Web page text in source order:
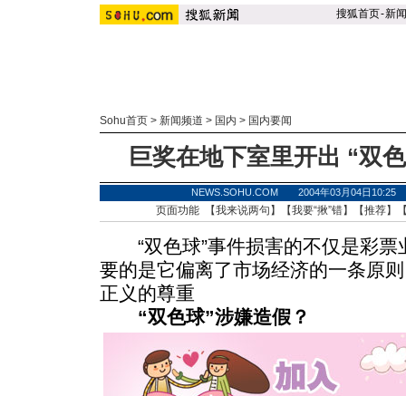
搜狐首页-新闻
Sohu首页 > 新闻频道 > 国内 > 国内要闻
巨奖在地下室里开出 “双
NEWS.SOHU.COM 2004年03月04日10:25
页面功能 【我来说两句 】【我要“揪”错】【推荐】
“双色球”事件损害的不仅是彩
要的是它偏离了市场经济的一条原
正义的尊重
“双色球”涉嫌造假？